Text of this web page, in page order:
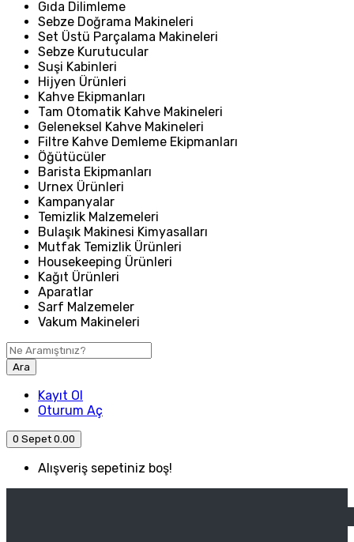
Gıda Dilimleme
Sebze Doğrama Makineleri
Set Üstü Parçalama Makineleri
Sebze Kurutucular
Suşi Kabinleri
Hijyen Ürünleri
Kahve Ekipmanları
Tam Otomatik Kahve Makineleri
Geleneksel Kahve Makineleri
Filtre Kahve Demleme Ekipmanları
Öğütücüler
Barista Ekipmanları
Urnex Ürünleri
Kampanyalar
Temizlik Malzemeleri
Bulaşık Makinesi Kimyasalları
Mutfak Temizlik Ürünleri
Housekeeping Ürünleri
Kağıt Ürünleri
Aparatlar
Sarf Malzemeler
Vakum Makineleri
Ara
Kayıt Ol
Oturum Aç
0 Sepet 0.00
Alışveriş sepetiniz boş!